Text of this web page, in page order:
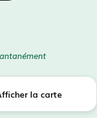
la carte